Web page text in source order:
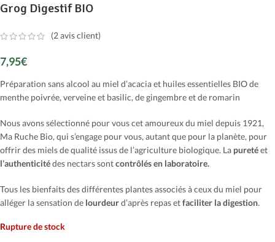
Grog Digestif BIO
(2avis client)
7,95€
Préparation sans alcool au miel d’acacia et huiles essentielles BIO de
menthe poivrée, verveine et basilic, de gingembre et de romarin
Nous avons sélectionné pour vous cet amoureux du miel depuis 1921,
Ma Ruche Bio, qui s’engage pour vous, autant que pour la planète, pour
offrir des miels de qualité issus de l’agriculture biologique. La puretéet
l’authenticitédes nectars sontcontrôlés en laboratoire.
Tous les bienfaits des différentes plantes associés à ceux du miel pour
alléger la sensation de lourdeurd’après repas etfaciliter la digestion.
Rupture de stock